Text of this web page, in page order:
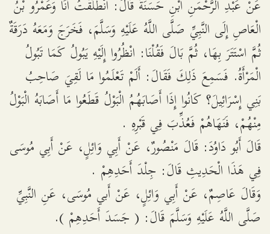
عَنْ عَبْدِ الرَّحْمَنِ ابْنِ حَسَنَةَ قَالَ: انْطَلَقْتُ أَنَا وَعَمْرُو بْنُ
الْعَاصِ إِلَى النَّبِيِّ صَلَّى اللَّهُ عَلَيْهِ وَسَلَّمَ، فَخَرَجَ وَمَعَهُ دَرَقَةٌ
ثُمَّ اسْتَتَرَ بِهَا، ثُمَّ بَالَ فَقُلْنَا: انْظُرُوا إِلَيْهِ يَبُولُ كَمَا تَبُولُ
الْمَرْأَةُ. فَسَمِعَ ذَلِكَ فَقَالَ: أَلَمْ تَعْلَمُوا مَا لَقِيَ صَاحِبُ
بَنِي إِسْرَائِيلَ؟ كَانُوا إِذَا أَصَابَهُمُ الْبَوْلُ قَطَعُوا مَا أَصَابَهُ الْبَوْلُ
مِنْهُمْ، فَنَهَاهُمْ فَعُذِّبَ فِي قَبْرِهِ .
قَالَ أَبُو دَاوُدَ: قَالَ مَنْصُورٌ، عَنْ أَبِي وَائِلٍ، عَنْ أَبِي مُوسَى
فِي هَذَا الْحَدِيثِ قَالَ: جِلْدَ أَحَدِهِمْ .
وَقَالَ عَاصِمٌ، عَنْ أَبِي وَائِلٍ، عَنْ أَبي مُوسَى، عَنِ النَّبِيِّ
صَلَّى اللَّهُ عَلَيْهِ وَسَلَّمَ قَالَ: ( جَسَدَ أَحَدِهِمْ ).